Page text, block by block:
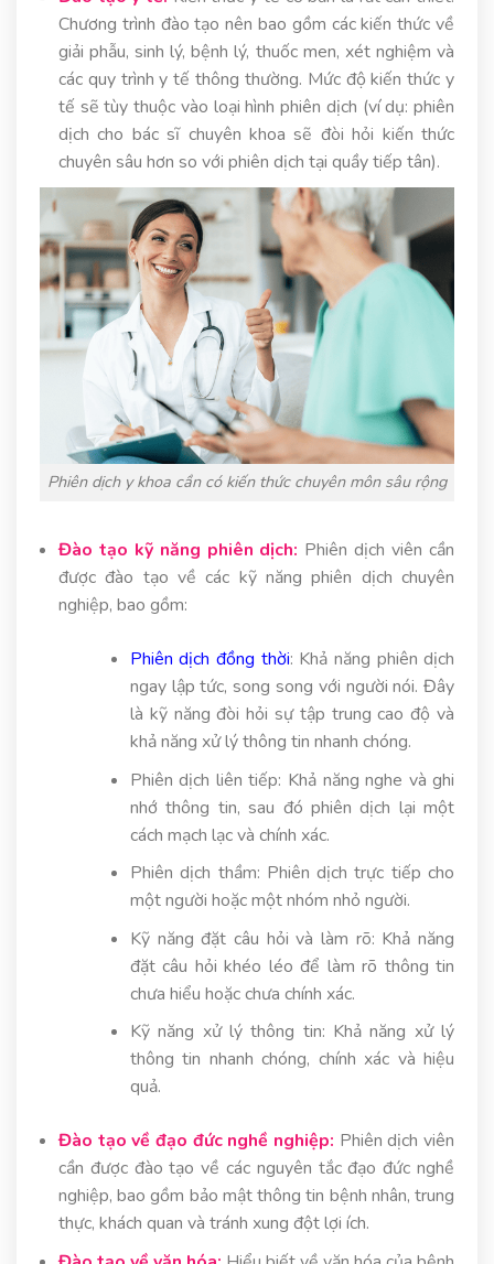
Chương trình đào tạo nên bao gồm các kiến thức về
giải phẫu, sinh lý, bệnh lý, thuốc men, xét nghiệm và
các quy trình y tế thông thường. Mức độ kiến thức y
tế sẽ tùy thuộc vào loại hình phiên dịch (ví dụ: phiên
dịch cho bác sĩ chuyên khoa sẽ đòi hỏi kiến thức
chuyên sâu hơn so với phiên dịch tại quầy tiếp tân).
Phiên dịch y khoa cần có kiến thức chuyên môn sâu rộng
Đào tạo kỹ năng phiên dịch: Phiên dịch viên cần
được đào tạo về các kỹ năng phiên dịch chuyên
nghiệp, bao gồm:
Phiên dịch đồng thời: Khả năng phiên dịch
ngay lập tức, song song với người nói. Đây
là kỹ năng đòi hỏi sự tập trung cao độ và
khả năng xử lý thông tin nhanh chóng.
Phiên dịch liên tiếp: Khả năng nghe và ghi
nhớ thông tin, sau đó phiên dịch lại một
cách mạch lạc và chính xác.
Phiên dịch thầm: Phiên dịch trực tiếp cho
một người hoặc một nhóm nhỏ người.
Kỹ năng đặt câu hỏi và làm rõ: Khả năng
đặt câu hỏi khéo léo để làm rõ thông tin
chưa hiểu hoặc chưa chính xác.
Kỹ năng xử lý thông tin: Khả năng xử lý
thông tin nhanh chóng, chính xác và hiệu
quả.
Đào tạo về đạo đức nghề nghiệp: Phiên dịch viên
cần được đào tạo về các nguyên tắc đạo đức nghề
nghiệp, bao gồm bảo mật thông tin bệnh nhân, trung
thực, khách quan và tránh xung đột lợi ích.